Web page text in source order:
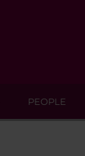
PEOPLE